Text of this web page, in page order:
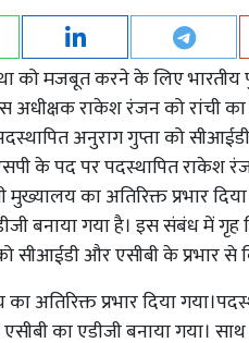
को मजबूत करने के लिए
अधीक्षक राकेश रंजन को रांची
अनुराग गुप्ता को
के पद पर पदस्थापित राकेश
मुख्यालय का अतिरिक्त प्रभार
बनाया गया है। इस संबंध में गृह
सीआईडी और एसीबी के प्रभार से
अतिरिक्त प्रभार दिया
का एडीजी बनाया गया।